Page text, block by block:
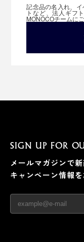
記念品の名入れ、
トなど、法人ギフ
MONOCOチームに
SIGN UP FOR
メールマガジンで新
キャンペーン情報を